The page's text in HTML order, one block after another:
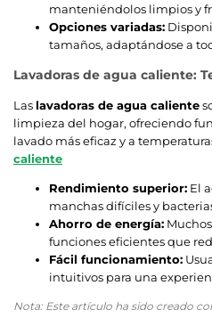
manteniéndolos limpios y
Opciones variadas:
tamaños, adaptándose a
Lavadoras de agua caliente:
Las lavadoras de agua caliente
limpieza del hogar, ofreciendo
lavado más eficaz y a
caliente
Rendimiento superior: El
manchas difíciles y
Ahorro de energía:
funciones eficientes que
Fácil funcionamiento:
intuitivos para una
Nota: Este artículo ha sido creado